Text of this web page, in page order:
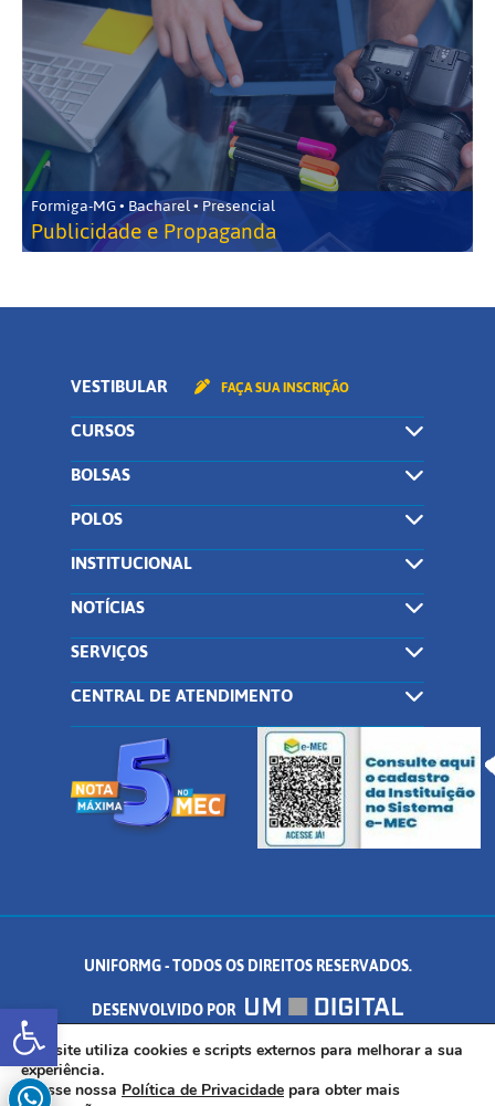
Abrir a barra de ferramentas
Formiga-MG • Bacharel • Presencial
Publicidade e Propaganda
VESTIBULAR FAÇA SUA INSCRIÇÃO
CURSOS
BOLSAS
POLOS
INSTITUCIONAL
NOTÍCIAS
SERVIÇOS
CENTRAL DE ATENDIMENTO
UNIFORMG - TODOS OS DIREITOS RESERVADOS.
DESENVOLVIDO POR
AV. DR. ARNALDO DE SENNA, 328 - PALMEIRAS, FORMIGA/MG - CEP:
35.574.530
Este site utiliza cookies e scripts externos para melhorar a sua
experiência.
Acesse nossa Política de Privacidade para obter mais